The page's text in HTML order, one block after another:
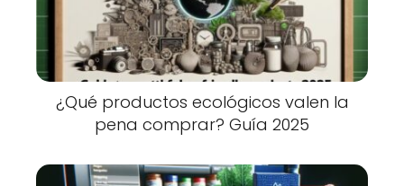
¿Qué productos ecológicos valen la
pena comprar? Guía 2025